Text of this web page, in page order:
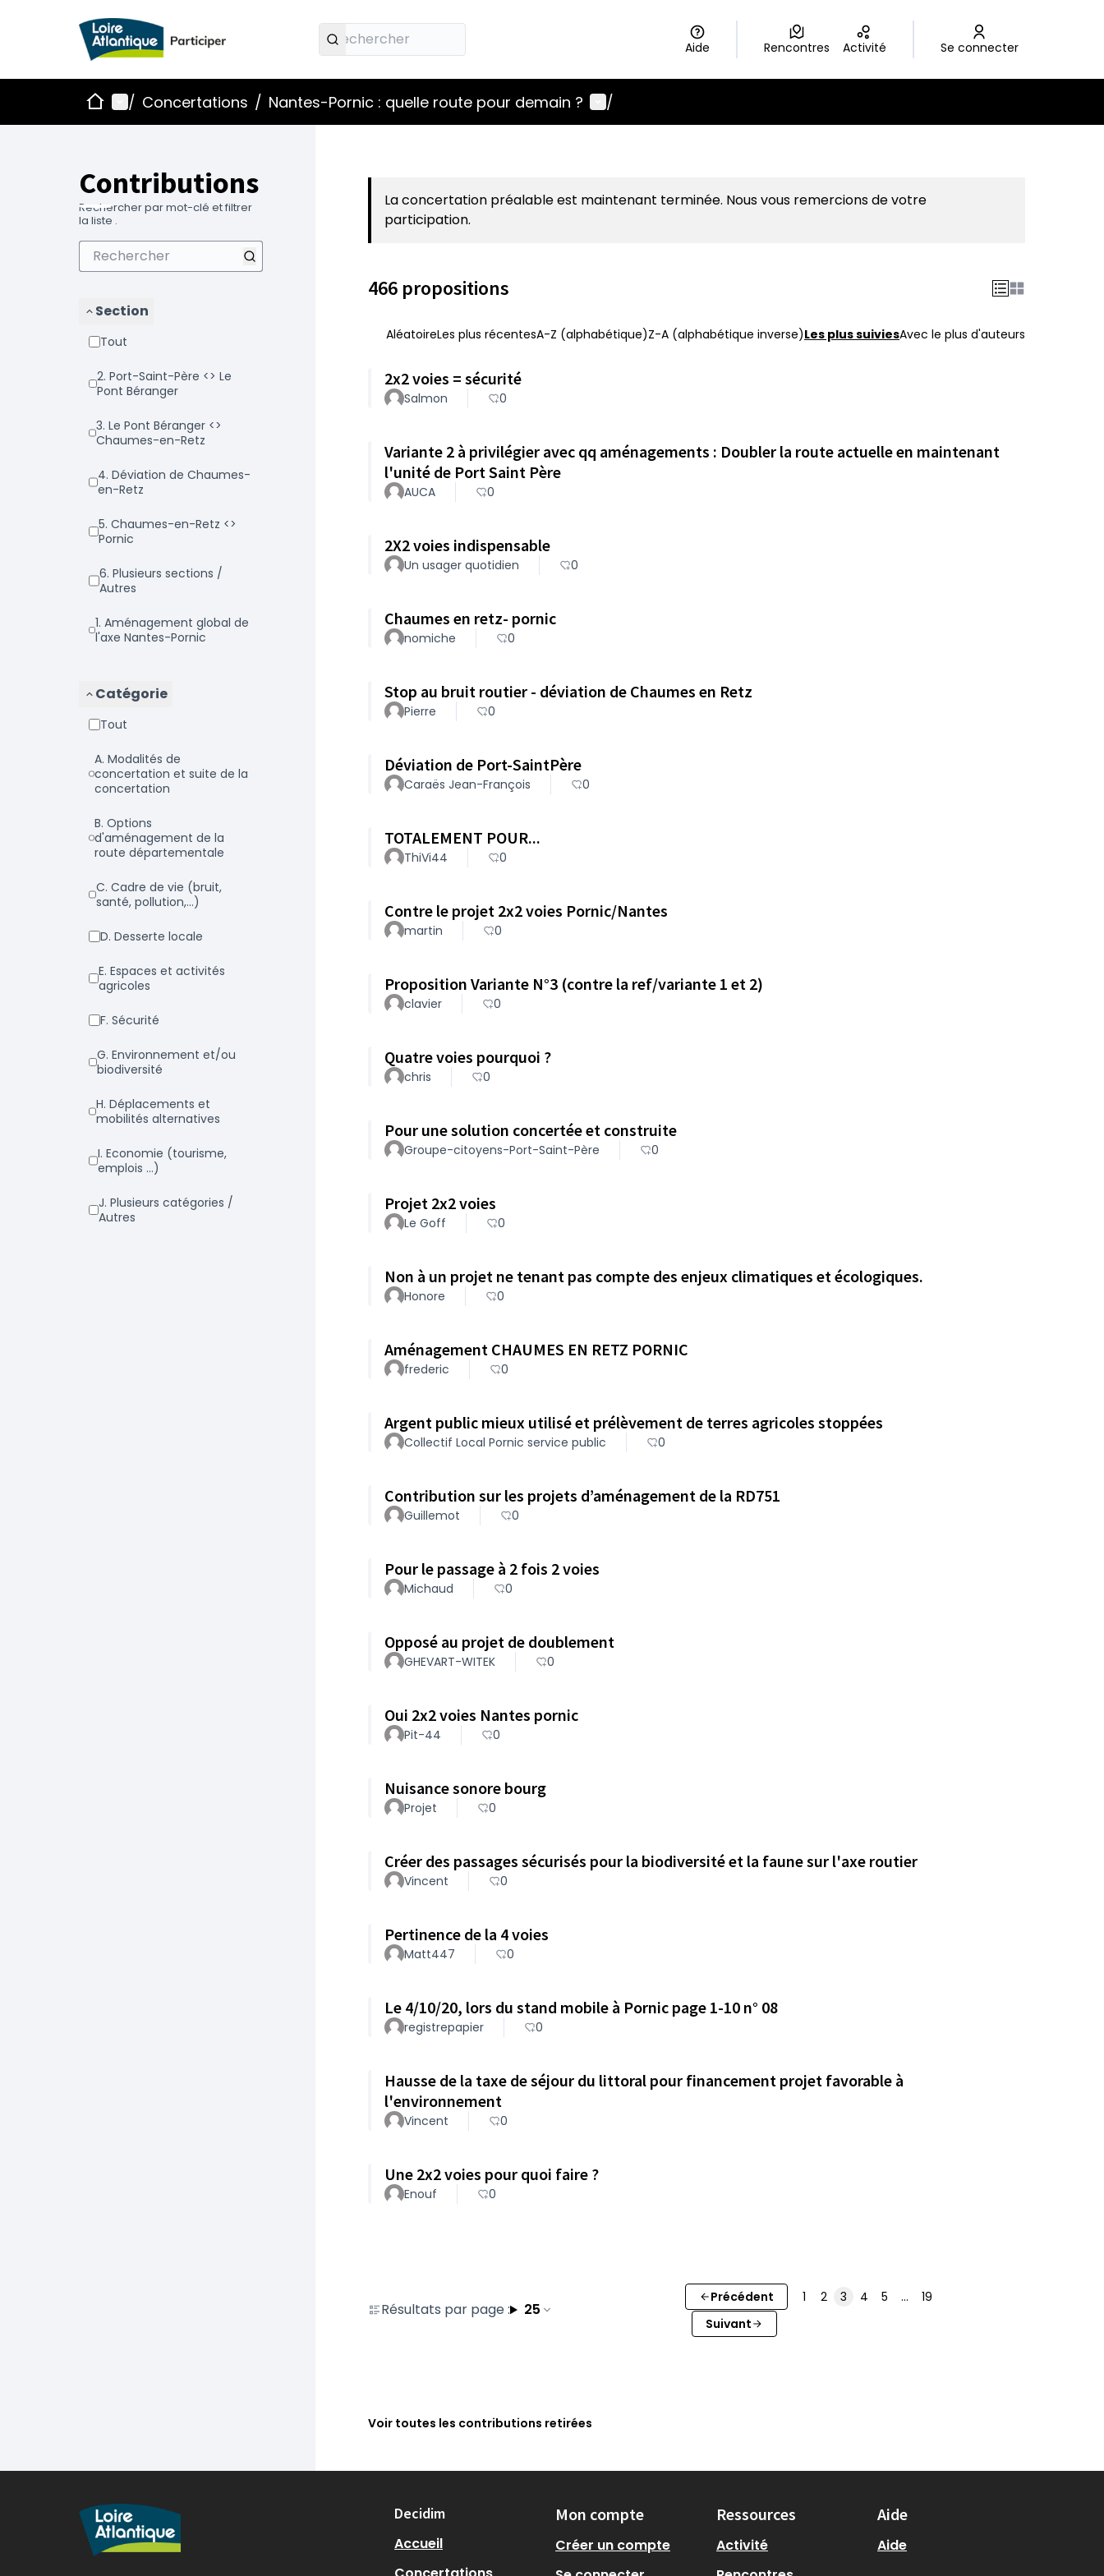
Aide Rencontres Activité Se connecter
AccueilMenu principal
/ Concertations / Nantes-Pornic : quelle route pour demain ? Menu utilisateur
/
Contributions
Rechercher par mot-clé et filtrer
la liste .
Section
Tout
2. Port-Saint-Père <> Le
Pont Béranger
3. Le Pont Béranger <>
Chaumes-en-Retz
4. Déviation de Chaumes-
en-Retz
5. Chaumes-en-Retz <>
Pornic
6. Plusieurs sections /
Autres
1. Aménagement global de
l'axe Nantes-Pornic
Catégorie
Tout
a. Modalités de
concertation et suite de la
concertation
b. Options
d'aménagement de la
route départementale
c. Cadre de vie (bruit,
santé, pollution,...)
d. Desserte locale
e. Espaces et activités
agricoles
f. Sécurité
g. Environnement et/ou
biodiversité
h. Déplacements et
mobilités alternatives
i. Economie (tourisme,
emplois ...)
j. Plusieurs catégories /
Autres
La concertation préalable est maintenant terminée. Nous vous remercions de votre
participation.
466 propositions
AléatoireLes plus récentesA-Z (alphabétique)Z-A (alphabétique inverse)Les plus suiviesAvec le plus d'auteurs
2x2 voies = sécurité
Salmon 0
Variante 2 à privilégier avec qq aménagements : Doubler la route actuelle en maintenant
l'unité de Port Saint Père
AUCA 0
2X2 voies indispensable
Un usager quotidien 0
Chaumes en retz- pornic
nomiche 0
Stop au bruit routier - déviation de Chaumes en Retz
Pierre 0
Déviation de Port-SaintPère
Caraës Jean-François 0
TOTALEMENT POUR...
ThiVi44 0
Contre le projet 2x2 voies Pornic/Nantes
martin 0
Proposition Variante N°3 (contre la ref/variante 1 et 2)
clavier 0
Quatre voies pourquoi ?
chris 0
Pour une solution concertée et construite
Groupe-citoyens-Port-Saint-Père 0
Projet 2x2 voies
Le Goff 0
Non à un projet ne tenant pas compte des enjeux climatiques et écologiques.
Honore 0
Aménagement CHAUMES EN RETZ PORNIC
frederic 0
Argent public mieux utilisé et prélèvement de terres agricoles stoppées
Collectif Local Pornic service public 0
Contribution sur les projets d’aménagement de la RD751
Guillemot 0
Pour le passage à 2 fois 2 voies
Michaud 0
Opposé au projet de doublement
GHEVART-WITEK 0
Oui 2x2 voies Nantes pornic
Pit-44 0
Nuisance sonore bourg
Projet 0
Créer des passages sécurisés pour la biodiversité et la faune sur l'axe routier
Vincent 0
Pertinence de la 4 voies
Matt447 0
Le 4/10/20, lors du stand mobile à Pornic page 1-10 n° 08
registrepapier 0
Hausse de la taxe de séjour du littoral pour financement projet favorable à
l'environnement
Vincent 0
Une 2x2 voies pour quoi faire ?
Enouf 0
Résultats par page : 25
Précédent 1 2 3 4 5 …
19
Suivant
Voir toutes les contributions retirées
Decidim
Accueil
Mon compte
Créer un compte
Ressources
Activité
Aide
Aide